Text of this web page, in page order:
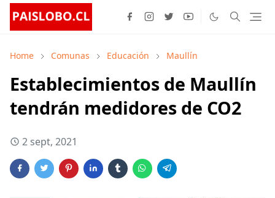
Home Comunas Educación Maullín
Establecimientos de Maullín
tendrán medidores de CO2
2 sept, 2021